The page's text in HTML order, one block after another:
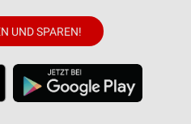
UND SPAREN!